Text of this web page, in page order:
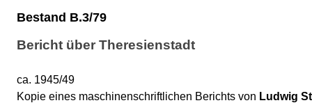
Bestand B.3/79
Bericht über Theresienstadt
ca. 1945/49
Kopie eines maschinenschriftlichen Berichts von Ludwig